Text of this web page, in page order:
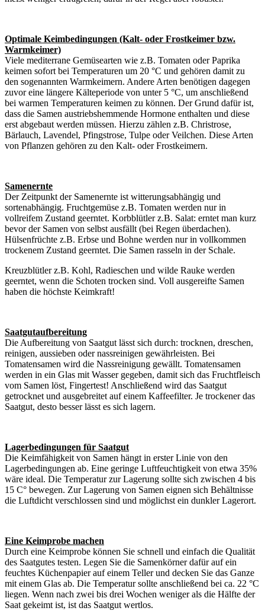
Optimale Keimbedingungen (Kalt- oder Frostkeimer bzw.
Warmkeimer)
Viele mediterrane Gemüsearten wie z.B. Tomaten oder Paprika
keimen sofort bei Temperaturen um 20 °C und gehören damit zu
den sogenannten Warmkeimern. Andere Arten benötigen dagegen
zuvor eine längere Kälteperiode von unter 5 °C, um anschließend
bei warmen Temperaturen keimen zu können. Der Grund dafür ist,
dass die Samen austriebshemmende Hormone enthalten und diese
erst abgebaut werden müssen. Hierzu zählen z.B. Christrose,
Bärlauch, Lavendel, Pfingstrose, Tulpe oder Veilchen. Diese Arten
von Pflanzen gehören zu den Kalt- oder Frostkeimern.
Samenernte
Der Zeitpunkt der Samenernte ist witterungsabhängig und
sortenabhängig. Fruchtgemüse z.B. Tomaten werden nur in
vollreifem Zustand geerntet. Korbblütler z.B. Salat: erntet man kurz
bevor der Samen von selbst ausfällt (bei Regen überdachen).
Hülsenfrüchte z.B. Erbse und Bohne werden nur in vollkommen
trockenem Zustand geerntet. Die Samen rasseln in der Schale.
Kreuzblütler z.B. Kohl, Radieschen und wilde Rauke werden
geerntet, wenn die Schoten trocken sind. Voll ausgereifte Samen
haben die höchste Keimkraft!
Saatgutaufbereitung
Die Aufbereitung von Saatgut lässt sich durch: trocknen, dreschen,
reinigen, aussieben oder nassreinigen gewährleisten. Bei
Tomatensamen wird die Nassreinigung gewällt. Tomatensamen
werden in ein Glas mit Wasser gegeben, damit sich das Fruchtfleisch
vom Samen löst, Fingertest! Anschließend wird das Saatgut
getrocknet und ausgebreitet auf einem Kaffeefilter. Je trockener das
Saatgut, desto besser lässt es sich lagern.
Lagerbedingungen für Saatgut
Die Keimfähigkeit von Samen hängt in erster Linie von den
Lagerbedingungen ab. Eine geringe Luftfeuchtigkeit von etwa 35%
wäre ideal. Die Temperatur zur Lagerung sollte sich zwischen 4 bis
15 C° bewegen. Zur Lagerung von Samen eignen sich Behältnisse
die Luftdicht verschlossen sind und möglichst ein dunkler Lagerort.
Eine Keimprobe machen
Durch eine Keimprobe können Sie schnell und einfach die Qualität
des Saatgutes testen. Legen Sie die Samenkörner dafür auf ein
feuchtes Küchenpapier auf einem Teller und decken Sie das Ganze
mit einem Glas ab. Die Temperatur sollte anschließend bei ca. 22 °C
liegen. Wenn nach zwei bis drei Wochen weniger als die Hälfte der
Saat gekeimt ist, ist das Saatgut wertlos.